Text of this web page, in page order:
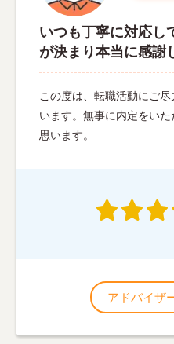
いつも丁寧に対応し
が決まり本当に感謝
この度は、転職活動にご
います。無事に内定をい
思います。
アドバイザ